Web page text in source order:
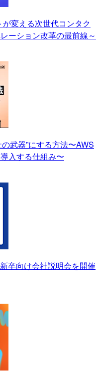
が変える次世代コンタク
ーション改革の最前線～
武器”にする方法〜AWS
入する仕組み〜
卒向け会社説明会を開催